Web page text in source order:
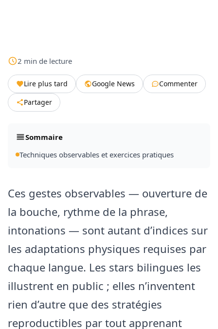
2 min de lecture
Lire plus tard Google News
Commenter
Partager
Sommaire
Techniques observables et exercices pratiques
Ces gestes observables — ouverture de
la bouche, rythme de la phrase,
intonations — sont autant d’indices sur
les adaptations physiques requises par
chaque langue. Les stars bilingues les
illustrent en public ; elles n’inventent
rien d’autre que des stratégies
reproductibles par tout apprenant